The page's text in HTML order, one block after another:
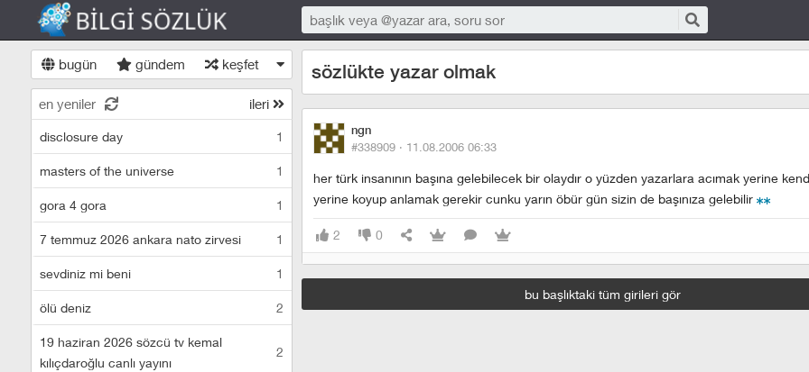
bugün gündem keşfet
en yeniler ileri
disclosure day 1
masters of the universe 1
gora 4 gora 1
7 temmuz 2026 ankara nato zirvesi 1
sevdiniz mi beni 1
ölü deniz 2
19 haziran 2026 sözcü tv kemal
kılıçdaroğlu canlı yayını
2
sözlükte yazar olmak
ngn
#338909 · 11.08.2006 06:33
her türk insanının başına gelebilecek bir olaydır o yüzden yazarlara acımak yerine
yerine koyup anlamak gerekir cunku yarın öbür gün sizin de başınıza gelebilir
2 0
bu başlıktaki tüm girileri gör